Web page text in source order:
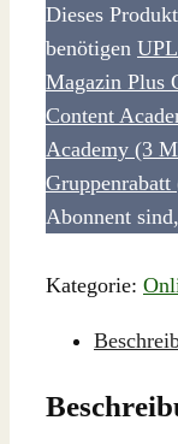
SEO
Menge
Dieses
benötigen
Magazin Plus
Content
Academy (3
Abonnent sind,
Kategorie: